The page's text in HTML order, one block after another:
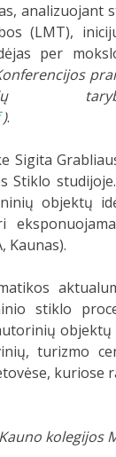
analizuojant
(LMT),
per
).
Sigita
Stiklo
objektų
Kaunas).
stiklo
turizmo
kuriose
Kauno kolegijos